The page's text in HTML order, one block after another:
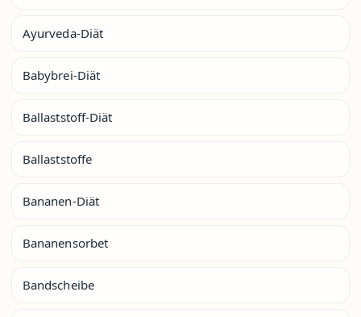
Ayurveda-Diät
Babybrei-Diät
Ballaststoff-Diät
Ballaststoffe
Bananen-Diät
Bananensorbet
Bandscheibe